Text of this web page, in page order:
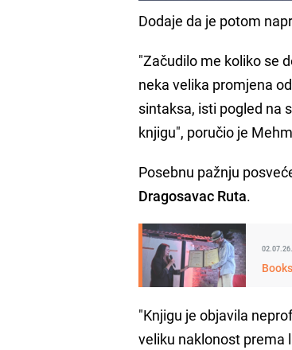
Dodaje da je potom
"Začudilo me koliko se
neka velika promjena
sintaksa, isti pogled na
knjigu", poručio je
Posebnu pažnju
Dragosavac Ruta.
"Knjigu je objavila
veliku naklonost prema